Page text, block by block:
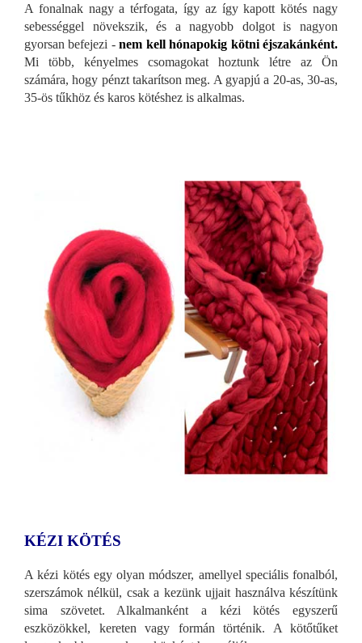
A fonalnak nagy a térfogata, így az így kapott kötés nagy
sebességgel növekszik, és a nagyobb dolgot is nagyon
gyorsan befejezi -nem kell hónapokig kötni éjszakánként.
Mi több, kényelmes csomagokat hoztunk létre az Ön
számára, hogy pénzt takarítson meg. A gyapjú a 20-as, 30-as,
35-ös tűkhöz és karos kötéshez is alkalmas.
KÉZI KÖTÉS
A kézi kötés egy olyan módszer, amellyel speciális fonalból,
szerszámok nélkül, csak a kezünk ujjait használva készítünk
sima szövetet. Alkalmanként a kézi kötés egyszerű
eszközökkel, kereten vagy formán történik. A kötőtűket